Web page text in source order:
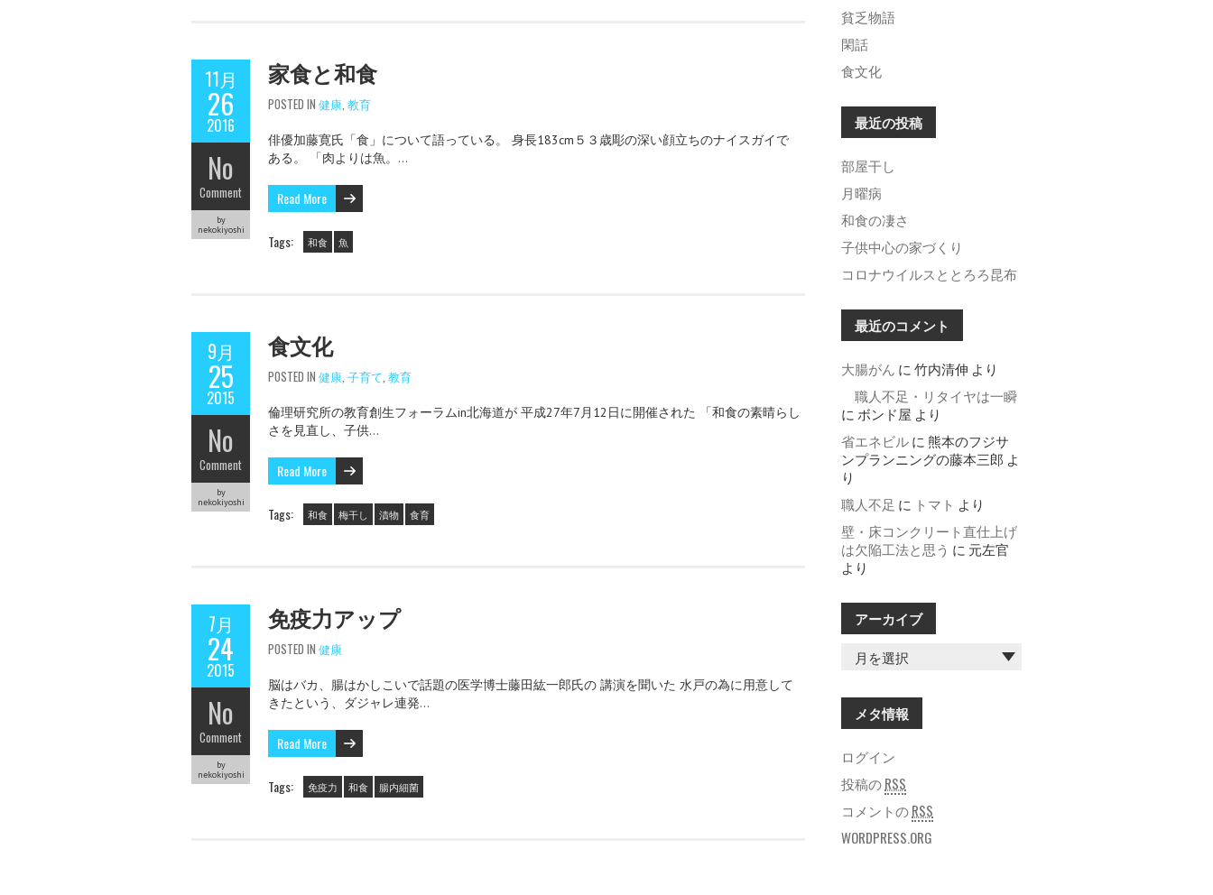
11月
26
2016
No
Comment
by
nekokiyoshi
家食と和食
POSTED IN 健康, 教育
俳優加藤寛氏「食」について語っている。 身長183cm５３歳彫の深い顔立ちのナイスガイで
ある。 「肉よりは魚。…
Read More
Tags: 和食 魚
9月
25
2015
No
Comment
by
nekokiyoshi
食文化
POSTED IN 健康, 子育て, 教育
倫理研究所の教育創生フォーラムin北海道が 平成27年7月12日に開催された 「和食の素晴らし
さを見直し、子供…
Read More
Tags: 和食 梅干し 漬物 食育
7月
24
2015
No
Comment
by
nekokiyoshi
免疫力アップ
POSTED IN 健康
脳はバカ、腸はかしこいで話題の医学博士藤田紘一郎氏の 講演を聞いた 水戸の為に用意して
きたという、ダジャレ連発…
Read More
Tags: 免疫力 和食 腸内細菌
貧乏物語
閑話
食文化
最近の投稿
部屋干し
月曜病
和食の凄さ
子供中心の家づくり
コロナウイルスととろろ昆布
最近のコメント
大腸がん に 竹内清伸 より
職人不足・リタイヤは一瞬
に ボンド屋 より
省エネビルに 熊本のフジサ
ンプランニングの藤本三郎 よ
り
職人不足 に トマト より
壁・床コンクリート直仕上げ
は欠陥工法と思う に 元左官
より
アーカイブ
ア
ー
ブ
メタ情報
ログイン
投稿のRSS
コメントのRSS
WORDPRESS.ORG